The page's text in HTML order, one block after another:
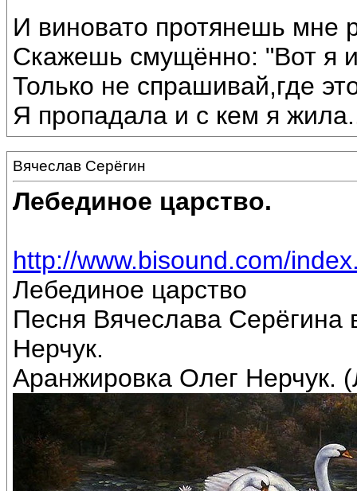
И виновато протянешь мне
Скажешь смущённо: "Вот я
Только не спрашивай,где
Я пропадала и с кем я
Вячеслав Серёгин
Лебединое царство.
http://www.bisound.com/
Лебединое царство
Песня Вячеслава
Нерчук.
Аранжировка Олег Нерчук.